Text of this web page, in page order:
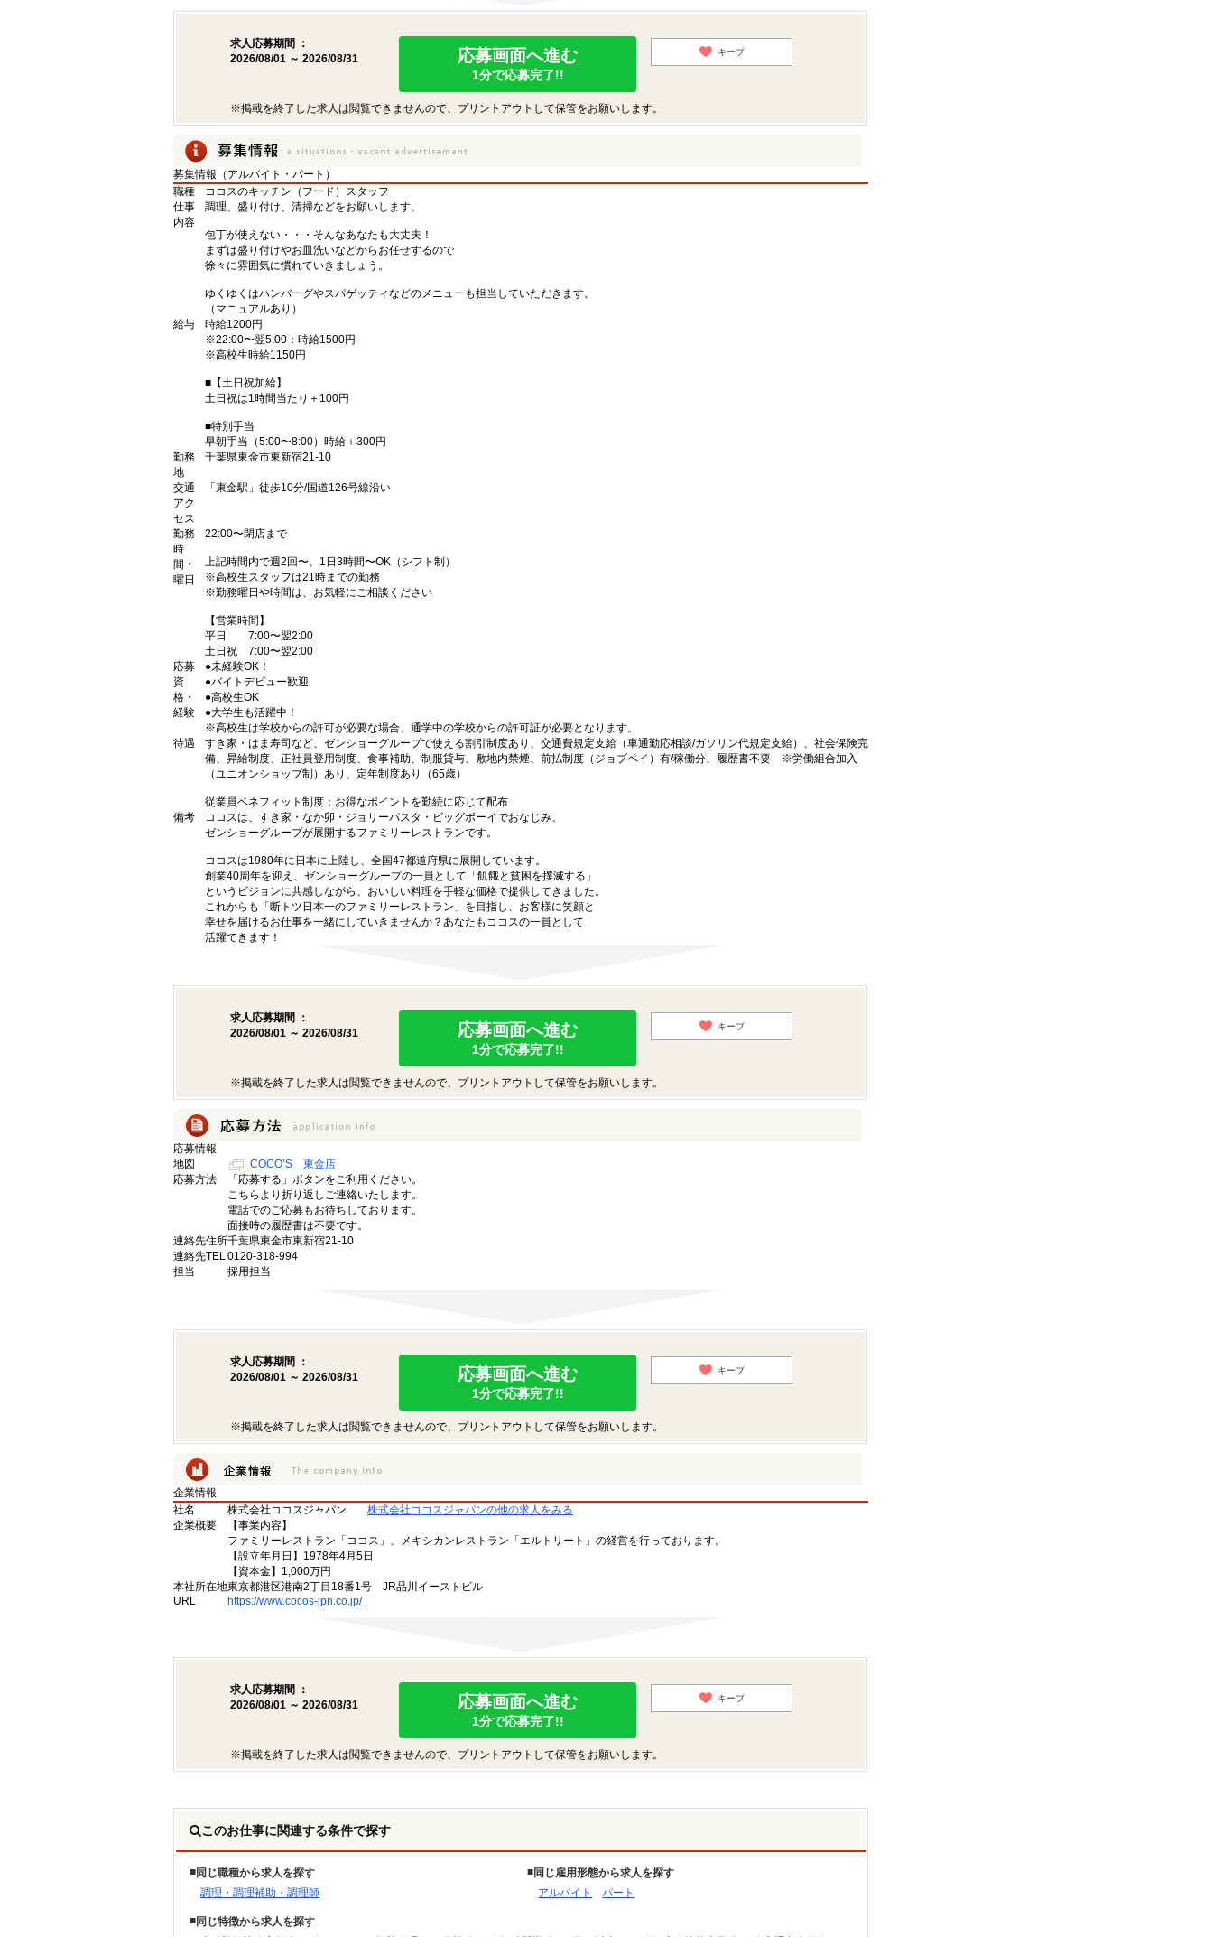
求人応募期間 ：
2026/08/01 ～ 2026/08/31
応募画面へ進む
1分で応募完了!!
キープ
※掲載を終了した求人は閲覧できませんので、プリントアウトして保管をお願いします。
募集情報（アルバイト・パート）
職種
ココスのキッチン（フード）スタッフ
仕事
内容
調理、盛り付け、清掃などをお願いします。
包丁が使えない・・・そんなあなたも大丈夫！
まずは盛り付けやお皿洗いなどからお任せするので
徐々に雰囲気に慣れていきましょう。
ゆくゆくはハンバーグやスパゲッティなどのメニューも担当していただきます。
（マニュアルあり）
給与
時給1200円
※22:00〜翌5:00：時給1500円
※高校生時給1150円
■【土日祝加給】
土日祝は1時間当たり＋100円
■特別手当
早朝手当（5:00〜8:00）時給＋300円
勤務
地
千葉県東金市東新宿21-10
交通
アク
セス
「東金駅」徒歩10分/国道126号線沿い
勤務
時
間・
曜日
22:00〜閉店まで
上記時間内で週2回〜、1日3時間〜OK（シフト制）
※高校生スタッフは21時までの勤務
※勤務曜日や時間は、お気軽にご相談ください
【営業時間】
平日 7:00〜翌2:00
土日祝 7:00〜翌2:00
応募
資
格・
経験
●未経験OK！
●バイトデビュー歓迎
●高校生OK
●大学生も活躍中！
※高校生は学校からの許可が必要な場合、通学中の学校からの許可証が必要となります。
待遇
すき家・はま寿司など、ゼンショーグループで使える割引制度あり、交通費規定支給（車通勤応相談/ガソリン代規定支給）、社会保険完
備、昇給制度、正社員登用制度、食事補助、制服貸与、敷地内禁煙、前払制度（ジョブペイ）有/稼働分、履歴書不要 ※労働組合加入
（ユニオンショップ制）あり、定年制度あり（65歳）
従業員ベネフィット制度：お得なポイントを勤続に応じて配布
備考
ココスは、すき家・なか卯・ジョリーパスタ・ビッグボーイでおなじみ、
ゼンショーグループが展開するファミリーレストランです。
ココスは1980年に日本に上陸し、全国47都道府県に展開しています。
創業40周年を迎え、ゼンショーグループの一員として「飢餓と貧困を撲滅する」
というビジョンに共感しながら、おいしい料理を手軽な価格で提供してきました。
これからも「断トツ日本一のファミリーレストラン」を目指し、お客様に笑顔と
幸せを届けるお仕事を一緒にしていきませんか？あなたもココスの一員として
活躍できます！
求人応募期間 ：
2026/08/01 ～ 2026/08/31
応募画面へ進む
1分で応募完了!!
キープ
※掲載を終了した求人は閲覧できませんので、プリントアウトして保管をお願いします。
応募情報
地図
COCO’S 東金店
応募方法
「応募する」ボタンをご利用ください。
こちらより折り返しご連絡いたします。
電話でのご応募もお待ちしております。
面接時の履歴書は不要です。
連絡先住所千葉県東金市東新宿21-10
連絡先TEL0120-318-994
担当
採用担当
求人応募期間 ：
2026/08/01 ～ 2026/08/31
応募画面へ進む
1分で応募完了!!
キープ
※掲載を終了した求人は閲覧できませんので、プリントアウトして保管をお願いします。
企業情報
社名
株式会社ココスジャパン
株式会社ココスジャパンの他の求人をみる
企業概要
【事業内容】
ファミリーレストラン「ココス」、メキシカンレストラン「エルトリート」の経営を行っております。
【設立年月日】1978年4月5日
【資本金】1,000万円
本社所在地東京都港区港南2丁目18番1号 JR品川イーストビル
URL
https://www.cocos-jpn.co.jp/
求人応募期間 ：
2026/08/01 ～ 2026/08/31
応募画面へ進む
1分で応募完了!!
キープ
※掲載を終了した求人は閲覧できませんので、プリントアウトして保管をお願いします。
このお仕事に関連する条件で探す
同じ職種から求人を探す
調理・調理補助・調理師
同じ雇用形態から求人を探す
アルバイト
パート
同じ特徴から求人を探す